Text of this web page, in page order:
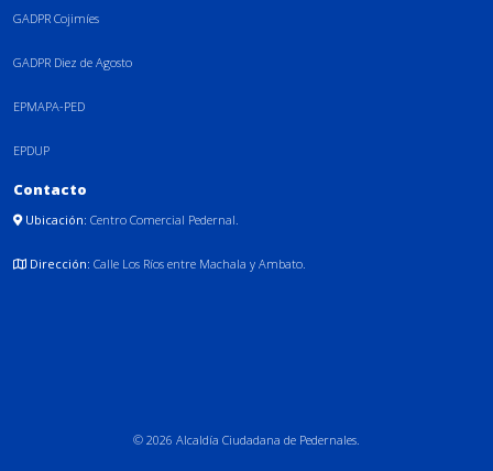
GADPR Cojimíes
GADPR Diez de Agosto
EPMAPA-PED
EPDUP
Contacto
Ubicación: Centro Comercial Pedernal.
Dirección: Calle Los Ríos entre Machala y Ambato.
© 2026 Alcaldía Ciudadana de Pedernales.